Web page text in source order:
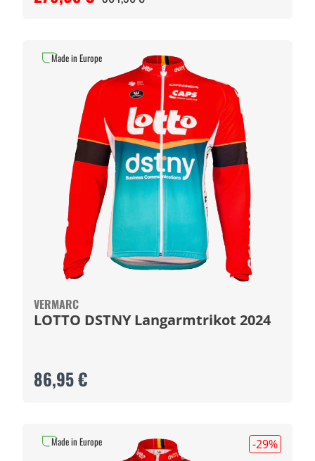
VERMARC
LOTTO DSTNY Langarmtrikot 2024
86,95 €
Made in Europe
-29%
Made in Europe